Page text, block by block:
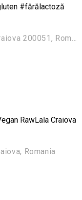
#fărălactoză
Bulevardul Nicolae Titulescu 108, Craiova 200051, România
RawLala Craiova
Romania